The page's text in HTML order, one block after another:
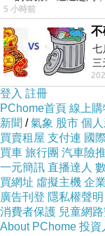
覺「光榮退場
學運最後即便
「轉進」形成
學運幹部對外
動最後遭王金
十萬上街的民
更會傷害好不
讀》
5 小時前
七
三
點
登入 註冊
PChome首頁 線上購
新聞 /氣象 股市 個
買賣租屋 支付連 國
買車 旅行團 汽車險
一元簡訊 直播達人
買網址 虛擬主機 企
廣告刊登 隱私權聲明
消費者保護 兒童網
About PChome 投資